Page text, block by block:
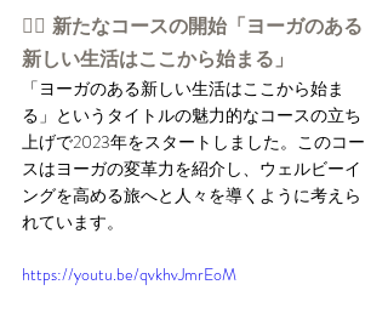
👉🏻 新たなコースの開始「ヨーガのある
新しい生活はここから始まる」
「ヨーガのある新しい生活はここから始ま
る」というタイトルの魅力的なコースの立ち
上げで2023年をスタートしました。このコー
スはヨーガの変革力を紹介し、ウェルビーイ
ングを高める旅へと人々を導くように考えら
れています。
https://youtu.be/qvkhvJmrEoM